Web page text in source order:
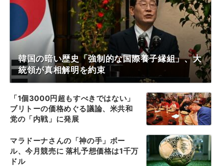
韓国の暗い歴史「強制的な国際養子縁組」、大
統領が真相解明を約束
「1個3000円超もすべきではない」
ブリトーの価格めぐる議論、米共和
党の「内戦」に発展
マラドーナさんの「神の手」ボー
ル、今月競売に 落札予想価格は1千万
ドル